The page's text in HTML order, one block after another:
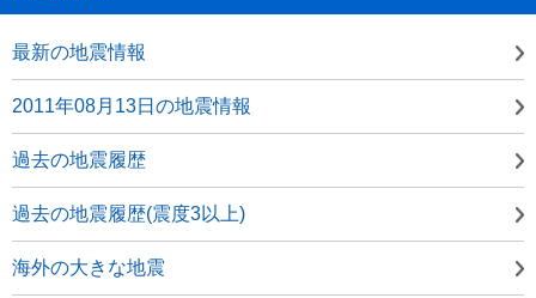
最新の地震情報
2011年08月13日の地震情報
過去の地震履歴
過去の地震履歴(震度3以上)
海外の大きな地震